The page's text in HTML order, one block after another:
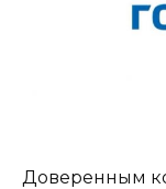
Доверенным